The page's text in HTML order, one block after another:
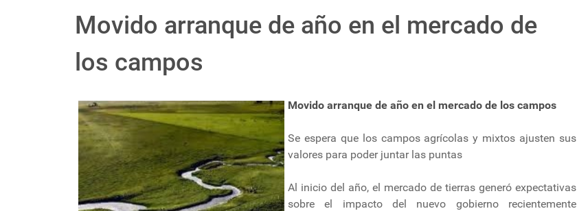
Movido arranque de año en el mercado de
los campos
Movido arranque de año en el mercado de los campos
Se espera que los campos agrícolas y mixtos ajusten sus
valores para poder juntar las puntas
Al inicio del año, el mercado de tierras generó expectativas
sobre el impacto del nuevo gobierno recientemente